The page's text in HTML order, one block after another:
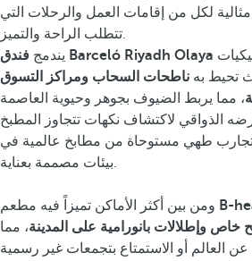
مثالية لكل من إقامات العمل والرحلات التي
تتطلب الراحة والتميز.
يندمج فندق Barceló Riyadh Olaya
تحيط به ناطحات السحاب ومراكز التسوق
، مما يربط الضيوف بجوهر وحيوية العاصمة
الذواقي لاكتشاف نكهات تتجاوز المطبخ
تجارب طهي مستوحاة من مطابخ عالمية في
بيئات مصممة بعناية.
B-
خاص وإطلالات بانورامية على المدينة، مما
عن العالم أو الاستمتاع بتجمعات غير رسمية